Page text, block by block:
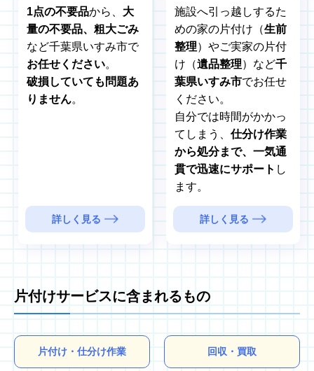
1点の不要品から、 大
量の不要品、粗大ごみ
など千葉県いすみ市で
お任せください。
破損していても問題あ
りません。
詳しく見る
施設へ引っ越しするた
めの家の片付け（生前
整理）やご実家の片付
け（遺品整理）など千
葉県いすみ市でお任せ
ください。
自分では時間がかかっ
てしまう、 仕分け作業
から処分まで、一気通
貫で迅速にサポート し
ます。
詳しく見る
片付けサービスに含まれるもの
片付け・仕分け作業 回収・買取